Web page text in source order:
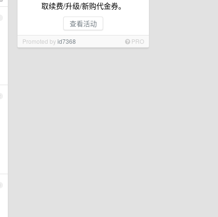
取续费/升级/新购代金券。
查看活动
Promoted byid7368 PRO